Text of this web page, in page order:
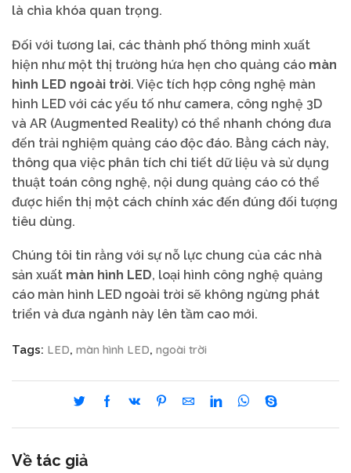
là chìa khóa quan trọng.
Đối với tương lai, các thành phố thông minh xuất
hiện như một thị trường hứa hẹn cho quảng cáo màn
hình LED ngoài trời. Việc tích hợp công nghệ màn
hình LED với các yếu tố như camera, công nghệ 3D
và AR (Augmented Reality) có thể nhanh chóng đưa
đến trải nghiệm quảng cáo độc đáo. Bằng cách này,
thông qua việc phân tích chi tiết dữ liệu và sử dụng
thuật toán công nghệ, nội dung quảng cáo có thể
được hiển thị một cách chính xác đến đúng đối tượng
tiêu dùng.
Chúng tôi tin rằng với sự nỗ lực chung của các nhà
sản xuất màn hình LED, loại hình công nghệ quảng
cáo màn hình LED ngoài trời sẽ không ngừng phát
triển và đưa ngành này lên tầm cao mới.
Tags: LED, màn hình LED, ngoài trời
Về tác giả